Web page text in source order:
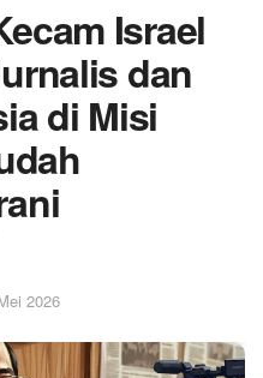
Israel
dan
di Misi
2026